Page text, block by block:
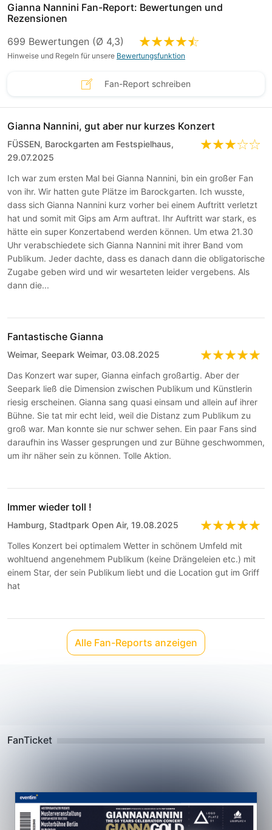
Gianna Nannini Fan-Report: Bewertungen und
Rezensionen
699 Bewertungen (Ø 4,3)
Hinweise und Regeln für unsere Bewertungsfunktion
Fan-Report schreiben
Gianna Nannini, gut aber nur kurzes Konzert
FÜSSEN, Barockgarten am Festspielhaus,
29.07.2025
Ich war zum ersten Mal bei Gianna Nannini, bin ein großer Fan
von ihr. Wir hatten gute Plätze im Barockgarten. Ich wusste,
dass sich Gianna Nannini kurz vorher bei einem Auftritt verletzt
hat und somit mit Gips am Arm auftrat. Ihr Auftritt war stark, es
hätte ein super Konzertabend werden können. Um etwa 21.30
Uhr verabschiedete sich Gianna Nannini mit ihrer Band vom
Publikum. Jeder dachte, dass es danach dann die obligatorische
Zugabe geben wird und wir wesarteten leider vergebens. Als
dann die...
Fantastische Gianna
Weimar, Seepark Weimar, 03.08.2025
Das Konzert war super, Gianna einfach großartig. Aber der
Seepark ließ die Dimension zwischen Publikum und Künstlerin
riesig erscheinen. Gianna sang quasi einsam und allein auf ihrer
Bühne. Sie tat mir echt leid, weil die Distanz zum Publikum zu
groß war. Man konnte sie nur schwer sehen. Ein paar Fans sind
daraufhin ins Wasser gesprungen und zur Bühne geschwommen,
um ihr näher sein zu können. Tolle Aktion.
Immer wieder toll !
Hamburg, Stadtpark Open Air, 19.08.2025
Tolles Konzert bei optimalem Wetter in schönem Umfeld mit
wohltuend angenehmem Publikum (keine Drängeleien etc.) mit
einem Star, der sein Publikum liebt und die Location gut im Griff
hat
Alle Fan-Reports anzeigen
FanTicket